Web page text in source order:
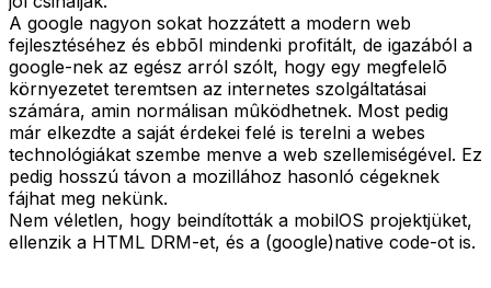
A google nagyon sokat hozzátett a modern web
fejlesztéséhez és ebbõl mindenki profitált, de igazából a
google-nek az egész arról szólt, hogy egy megfelelõ
környezetet teremtsen az internetes szolgáltatásai
számára, amin normálisan mûködhetnek. Most pedig
már elkezdte a saját érdekei felé is terelni a webes
technológiákat szembe menve a web szellemiségével. Ez
pedig hosszú távon a mozillához hasonló cégeknek
fájhat meg nekünk.
Nem véletlen, hogy beindították a mobilOS projektjüket,
ellenzik a HTML DRM-et, és a (google)native code-ot is.